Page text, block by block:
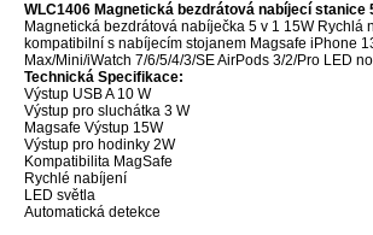
WLC1406 Magnetická bezdrátová nabíjecí stanice
Magnetická bezdrátová nabíječka 5 v 1 15W Rychlá
kompatibilní s nabíjecím stojanem Magsafe iPhone
Max/Mini/iWatch 7/6/5/4/3/SE AirPods 3/2/Pro LED
Technická Specifikace:
Výstup USB A 10 W
Výstup pro sluchátka 3 W
Magsafe Výstup 15W
Výstup pro hodinky 2W
Kompatibilita MagSafe
Rychlé nabíjení
LED světla
Automatická detekce